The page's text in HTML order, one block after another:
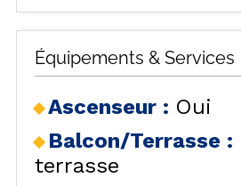
Équipements & Services
Ascenseur : Oui
Balcon/Terrasse :
terrasse